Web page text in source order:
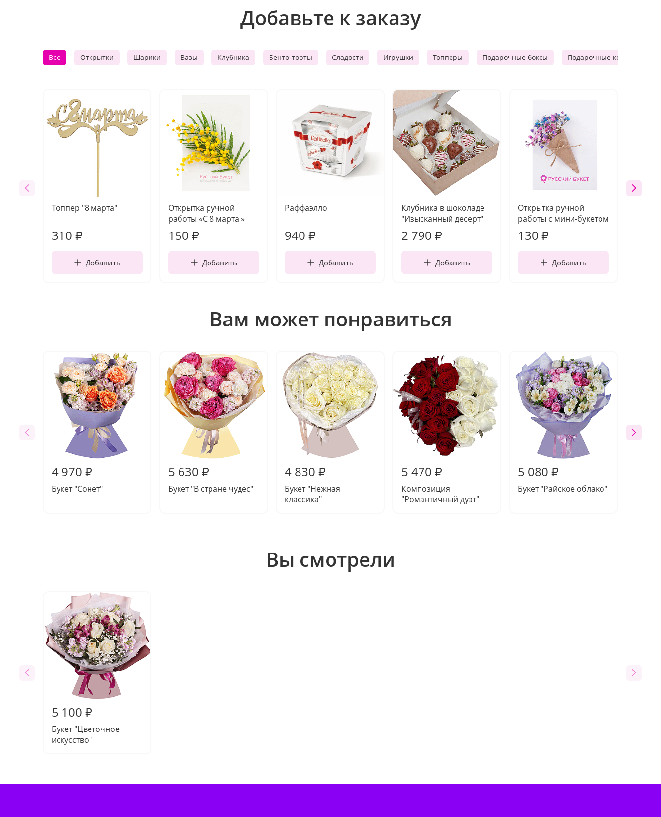
Добавьте к заказу
Все Открытки Шарики Вазы Клубника Бенто-торты Сладости Игрушки Топперы Подарочные боксы Подарочные корзины
Топпер "8 марта"
310 ₽
Добавить
Открытка ручной
работы «С 8 марта!»
150 ₽
Добавить
Раффаэлло
940 ₽
Добавить
Клубника в шоколаде
"Изысканный десерт"
2 790 ₽
Добавить
Открытка ручной
работы с мини-букетом
130 ₽
Добавить
Вам может понравиться
4 970 ₽
Букет "Сонет"
5 630 ₽
Букет "В стране чудес"
4 830 ₽
Букет "Нежная
классика"
5 470 ₽
Композиция
"Романтичный дуэт"
5 080 ₽
Букет "Райское облако"
Вы смотрели
5 100 ₽
Букет "Цветочное
искусство"